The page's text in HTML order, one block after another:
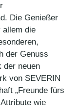
Die Genießer
allem die
der Genuss
der neuen
von SEVERIN
„Freunde fürs
wie